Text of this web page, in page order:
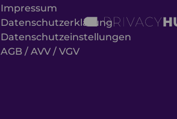
Impressum
Datenschutzerklärung
Datenschutzeinstellungen
AGB / AVV / VGV